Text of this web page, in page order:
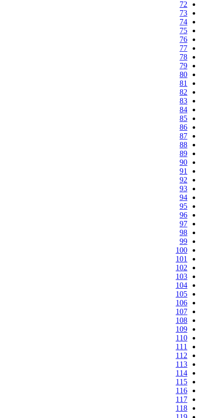
72
73
74
75
76
77
78
79
80
81
82
83
84
85
86
87
88
89
90
91
92
93
94
95
96
97
98
99
100
101
102
103
104
105
106
107
108
109
110
111
112
113
114
115
116
117
118